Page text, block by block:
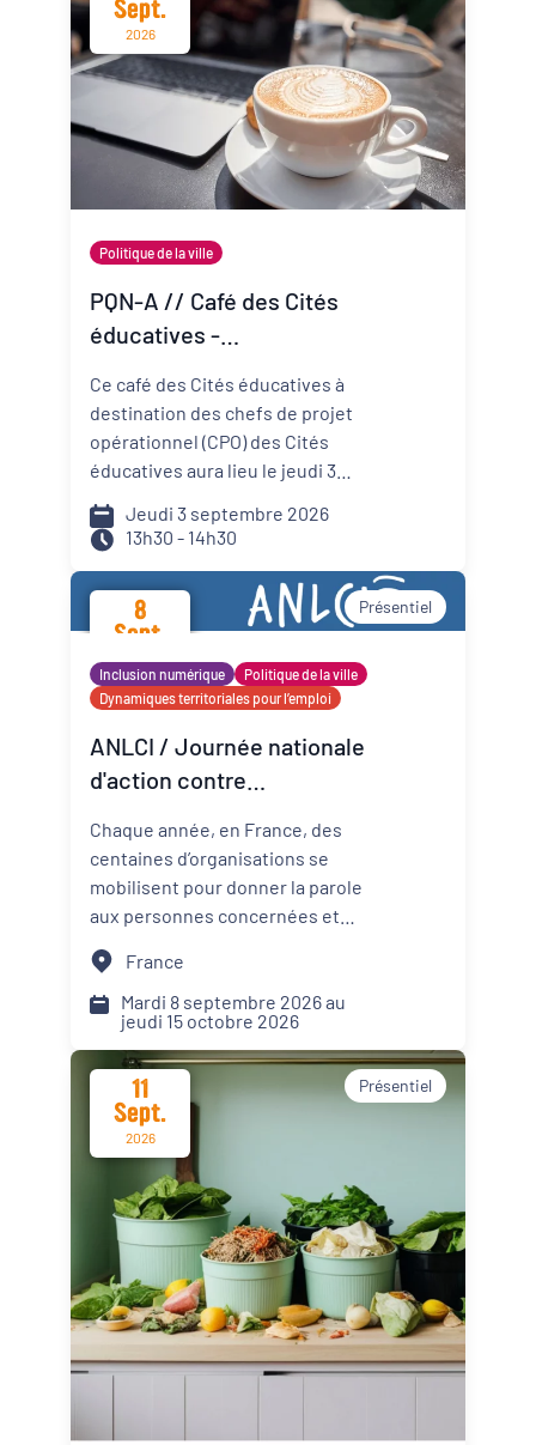
change vite ? Comment mieux
anticiper les risques et réduire
ma vulnérabilité ? Comment
construire un projet de structure
qui embarque mes
collaborateurs et mes parties
prenantes ?
Sept.
2026
Politique de la ville
PQN-A // Café des Cités
éducatives -
prévention et la promotion
de la santé mentale
Ce café des Cités éducatives à
destination des chefs de projet
opérationnel (CPO) des Cités
éducatives aura lieu le jeudi 3
portera sur le développement
d'actions de prévention et de
promotion de la santé mentale
dans les Cités éducatives de
Jeudi 3 septembre 2026
13h30 - 14h30
8
Sept.
Présentiel
Inclusion numérique
Politique de la ville
Dynamiques territoriales pour l’emploi
ANLCI / Journée nationale
d'action contre
Chaque année, en France, des
centaines d’organisations se
mobilisent pour donner la parole
aux personnes concernées et
sur les solutions locales.
France
Mardi 8 septembre 2026 au
jeudi 15 octobre 2026
11
Sept.
2026
Présentiel